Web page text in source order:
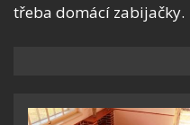
třeba domácí zabijačky.